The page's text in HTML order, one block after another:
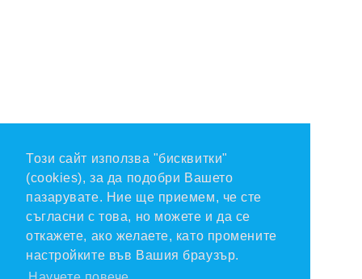
Този сайт използва "бисквитки"
(cookies), за да подобри Вашето
пазарувате. Ние ще приемем, че сте
съгласни с това, но можете и да се
откажете, ако желаете, като промените
настройките във Вашия браузър.